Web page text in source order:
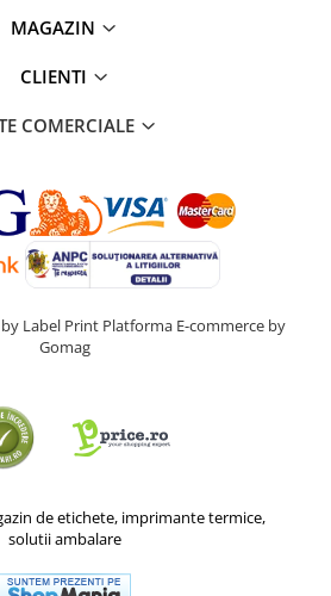
MAGAZIN
CLIENTI
COMERCIALE
Label Print Platforma E-commerce by
Gomag